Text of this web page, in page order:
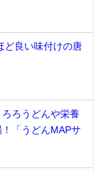
ど良い味付けの唐
ろろうどんや栄養
「うどんMAPサ